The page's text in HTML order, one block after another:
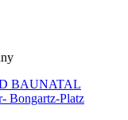
BAUNATAL
Bongartz-Platz